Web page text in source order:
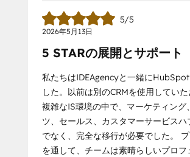
5/5
2026年5月13日
5 STARの展開とサポート
私たちはIDEAgencyと一緒にHubSpot
した。以前は別のCRMを使用してい
複雑なIS環境の中で、マーケティング
ツ、セールス、カスタマーサービスハ
でなく、完全な移行が必要でした。
を通して、チームは素晴らしいプロフ